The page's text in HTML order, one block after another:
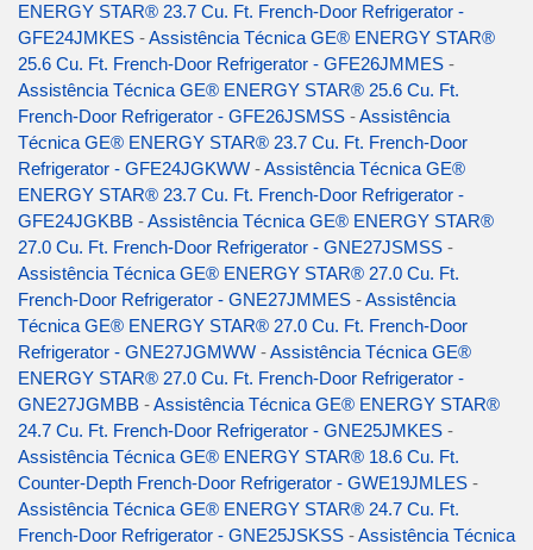
ENERGY STAR® 23.7 Cu. Ft. French-Door Refrigerator -
GFE24JMKES -Assistência Técnica GE® ENERGY STAR®
25.6 Cu. Ft. French-Door Refrigerator - GFE26JMMES -
Assistência Técnica GE® ENERGY STAR® 25.6 Cu. Ft.
French-Door Refrigerator - GFE26JSMSS -Assistência
Técnica GE® ENERGY STAR® 23.7 Cu. Ft. French-Door
Refrigerator - GFE24JGKWW -Assistência Técnica GE®
ENERGY STAR® 23.7 Cu. Ft. French-Door Refrigerator -
GFE24JGKBB -Assistência Técnica GE® ENERGY STAR®
27.0 Cu. Ft. French-Door Refrigerator - GNE27JSMSS -
Assistência Técnica GE® ENERGY STAR® 27.0 Cu. Ft.
French-Door Refrigerator - GNE27JMMES -Assistência
Técnica GE® ENERGY STAR® 27.0 Cu. Ft. French-Door
Refrigerator - GNE27JGMWW -Assistência Técnica GE®
ENERGY STAR® 27.0 Cu. Ft. French-Door Refrigerator -
GNE27JGMBB -Assistência Técnica GE® ENERGY STAR®
24.7 Cu. Ft. French-Door Refrigerator - GNE25JMKES -
Assistência Técnica GE® ENERGY STAR® 18.6 Cu. Ft.
Counter-Depth French-Door Refrigerator - GWE19JMLES -
Assistência Técnica GE® ENERGY STAR® 24.7 Cu. Ft.
French-Door Refrigerator - GNE25JSKSS -Assistência Técnica